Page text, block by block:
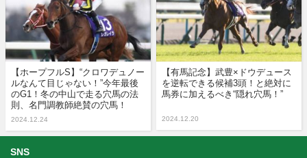
【ホープフルS】“クロワデュノー
ルなんて目じゃない！”今年最後
のG1！冬の中山で走る穴馬の法
則、名門調教師絶賛の穴馬！
2024.12.24
【有馬記念】武豊×ドウデュース
を逆転できる候補3頭！と絶対に
馬券に加えるべき“隠れ穴馬！”
2024.12.20
SNS